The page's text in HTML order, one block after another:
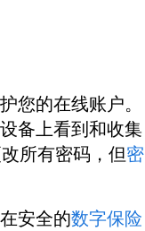
您的在线账户。
备上看到和收集
所有密码，但密
安全的数字保险